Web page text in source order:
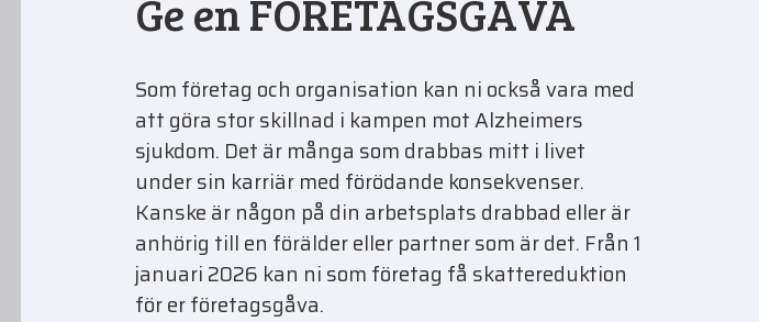
Ge en FÖRETAGSGÅVA
Som företag och organisation kan ni också vara med
att göra stor skillnad i kampen mot Alzheimers
sjukdom. Det är många som drabbas mitt i livet
under sin karriär med förödande konsekvenser.
Kanske är någon på din arbetsplats drabbad eller är
anhörig till en förälder eller partner som är det. Från 1
januari 2026 kan ni som företag få skattereduktion
för er företagsgåva.